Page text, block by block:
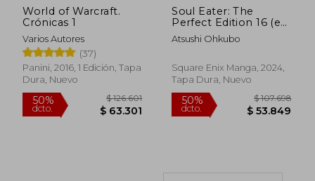
World of Warcraft.
Crónicas 1
Varios Autores
(37)
Panini, 2016, 1 Edición, Tapa
Dura, Nuevo
Soul Eater: The
Perfect Edition 16 (en
Inglés)
Atsushi Ohkubo
Square Enix Manga, 2024,
Tapa Dura, Nuevo